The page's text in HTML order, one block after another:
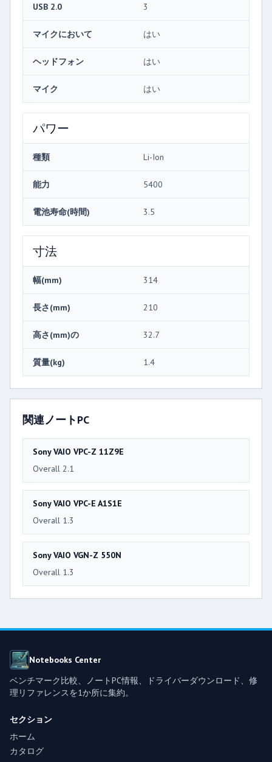
USB 2.0 3
マイクにおいて はい
ヘッドフォン はい
マイク はい
パワー
種類 Li-Ion
能力 5400
電池寿命(時間) 3.5
寸法
幅(mm) 314
長さ(mm) 210
高さ(mm)の 32.7
質量(kg) 1.4
関連ノートPC
Sony VAIO VPC-Z 11Z9E
Overall 2.1
Sony VAIO VPC-E A1S1E
Overall 1.3
Sony VAIO VGN-Z 550N
Overall 1.3
Notebooks Center
ベンチマーク比較、ノートPC情報、ドライバーダウンロード、修
理リファレンスを1か所に集約。
セクション
ホーム
カタログ